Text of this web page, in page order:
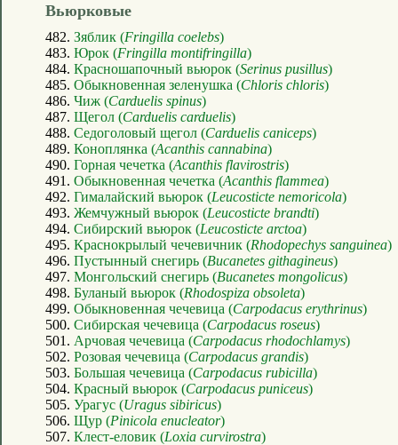
Вьюрковые
482. Зяблик (Fringilla coelebs)
483. Юрок (Fringilla montifringilla)
484. Красношапочный вьюрок (Serinus pusillus)
485. Обыкновенная зеленушка (Chloris chloris)
486. Чиж (Carduelis spinus)
487. Щегол (Carduelis carduelis)
488. Седоголовый щегол (Carduelis caniceps)
489. Коноплянка (Acanthis cannabina)
490. Горная чечетка (Acanthis flavirostris)
491. Обыкновенная чечетка (Acanthis flammea)
492. Гималайский вьюрок (Leucosticte nemoricola)
493. Жемчужный вьюрок (Leucosticte brandti)
494. Сибирский вьюрок (Leucosticte arctoa)
495. Краснокрылый чечевичник (Rhodopechys sanguinea)
496. Пустынный снегирь (Bucanetes githagineus)
497. Монгольский снегирь (Bucanetes mongolicus)
498. Буланый вьюрок (Rhodospiza obsoleta)
499. Обыкновенная чечевица (Carpodacus erythrinus)
500. Сибирская чечевица (Carpodacus roseus)
501. Арчовая чечевица (Carpodacus rhodochlamys)
502. Розовая чечевица (Carpodacus grandis)
503. Большая чечевица (Carpodacus rubicilla)
504. Красный вьюрок (Carpodacus puniceus)
505. Урагус (Uragus sibiricus)
506. Щур (Pinicola enucleator)
507. Клест-еловик (Loxia curvirostra)